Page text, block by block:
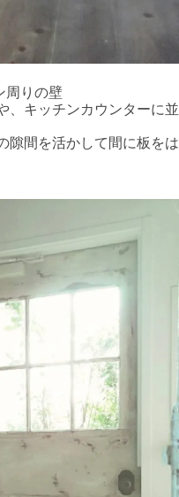
周りの壁
キッチンカウンターに並
間を活かして間に板をは